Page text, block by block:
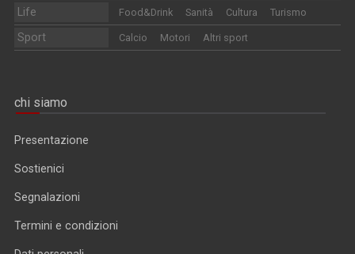
Life Food&Drink Sanità Cultura Turismo
Sport Calcio Motori Altri sport
chi siamo
Presentazione
Sostienici
Segnalazioni
Termini e condizioni